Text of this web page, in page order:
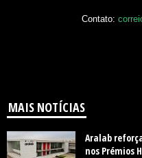
Contato:
MAIS NOTÍCIAS
Aralab
nos Prémios